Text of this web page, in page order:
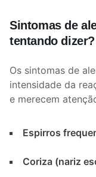
Sintomas de
tentando dizer?
Os sintomas de
intensidade da
e merecem
Espirros
Coriza (nariz